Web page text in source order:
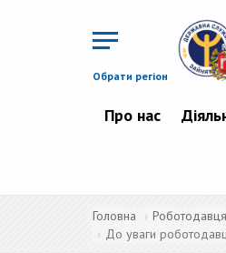
Обрати регіон
Про нас
Головна
До уваги